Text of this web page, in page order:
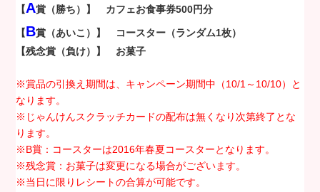
【A賞（勝ち）】 カフェお食事券500円分
【B賞（あいこ）】 コースター（ランダム1枚）
【残念賞（負け）】 お菓子
※賞品の引換え期間は、キャンペーン期間中（10/1～10/10）と
なります。
※じゃんけんスクラッチカードの配布は無くなり次第終了とな
ります。
※B賞：コースターは2016年春夏コースターとなります。
※残念賞：お菓子は変更になる場合がございます。
※当日に限りレシートの合算が可能です。